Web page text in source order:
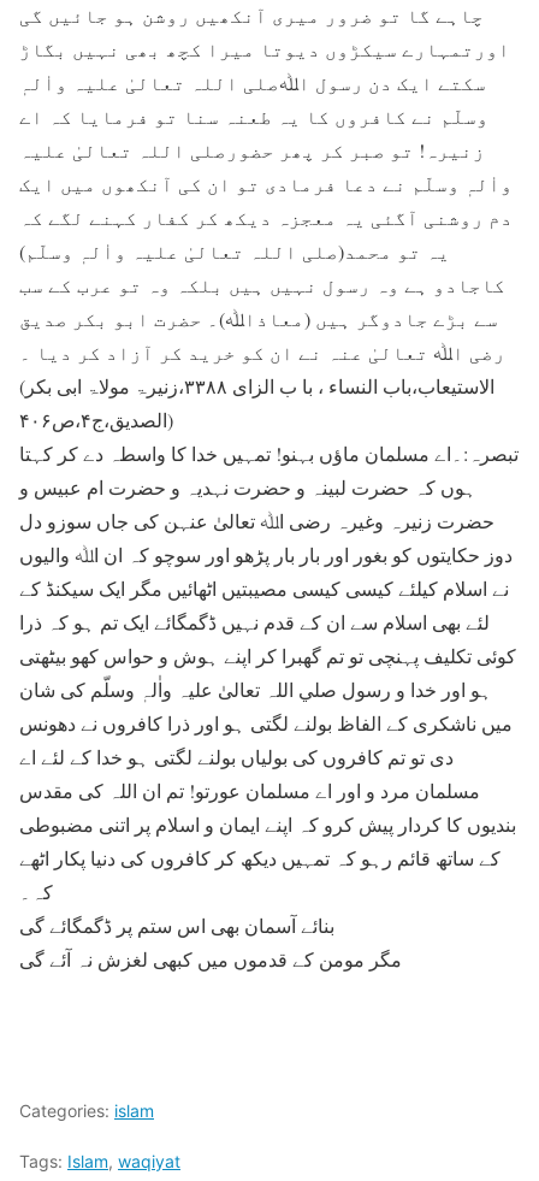
چاہے گا تو ضرور میری آنکھیں روشن ہو جائيں گی
اورتمہارے سیکڑوں دیوتا میرا کچھ بھی نہیں بگاڑ
سکتے ایک دن رسول اﷲصلی اللہ تعالیٰ علیہ واٰلہٖ
وسلّم نے کافروں کا یہ طعنہ سنا تو فرمایا کہ اے
زنیرہ! تو صبر کر پھر حضورصلی اللہ تعالیٰ علیہ
واٰلہٖ وسلّم نے دعا فرمادی تو ان کی آنکھوں میں ایک
دم روشنی آگئی یہ معجزہ دیکھ کر کفار کہنے لگے کہ
یہ تو محمد(صلی اللہ تعالیٰ علیہ واٰلہٖ وسلّم)
کاجادو ہے وہ رسول نہیں ہیں بلکہ وہ تو عرب کے سب
سے بڑے جادوگر ہیں (معاذاﷲ)۔ حضرت ابو بکر صدیق
رضی اﷲ تعالیٰ عنہ نے ان کو خرید کر آزاد کر دیا ۔
(الاستیعاب،باب النساء ، با ب الزای ۳۳۸۸،زنیرۃ مولاۃ ابی بکر
الصدیق،ج۴،ص۴۰۶)
تبصرہ:۔اے مسلمان ماؤں بہنو! تمہیں خدا کا واسطہ دے کر کہتا
ہوں کہ حضرت لبینہ و حضرت نہدیہ و حضرت ام عبیس و
حضرت زنیرہ وغیرہ رضی اﷲ تعالیٰ عنہن کی جاں سوزو دل
دوز حکایتوں کو بغور اور بار بار پڑھو اور سوچو کہ ان اﷲ والیوں
نے اسلام کیلئے کیسی کیسی مصیبتیں اٹھائیں مگر ایک سیکنڈ کے
لئے بھی اسلام سے ان کے قدم نہیں ڈگمگائے ایک تم ہو کہ ذرا
کوئی تکلیف پہنچی تو تم گھبرا کر اپنے ہوش و حواس کھو بیٹھتی
ہو اور خدا و رسول صلي اللہ تعالیٰ علیہ واٰلہٖ وسلّم کی شان
میں ناشکری کے الفاظ بولنے لگتی ہو اور ذرا کافروں نے دھونس
دی تو تم کافروں کی بولیاں بولنے لگتی ہو خدا کے لئے اے
مسلمان مرد و اور اے مسلمان عورتو! تم ان اللہ کی مقدس
بندیوں کا کردار پیش کرو کہ اپنے ایمان و اسلام پر اتنی مضبوطی
کے ساتھ قائم رہو کہ تمہیں دیکھ کر کافروں کی دنیا پکار اٹھے
کہ۔
بنائے آسمان بھی اس ستم پر ڈگمگائے گی
مگر مومن کے قدموں میں کبھی لغزش نہ آئے گی
Categories: islam
Tags: Islam, waqiyat